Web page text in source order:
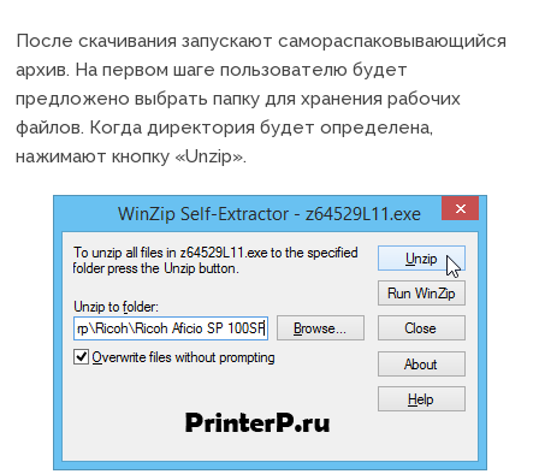
После скачивания запускают самораспаковывающийся
архив. На первом шаге пользователю будет
предложено выбрать папку для хранения рабочих
файлов. Когда директория будет определена,
нажимают кнопку «Unzip».